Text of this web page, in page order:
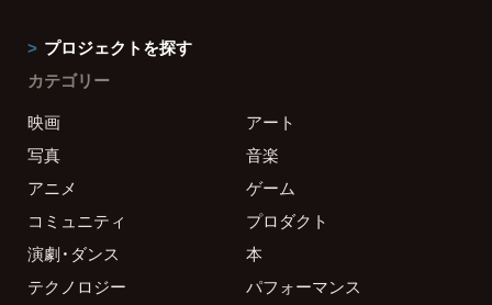
プロジェクトを探す
カテゴリー
映画
アート
写真
音楽
アニメ
ゲーム
コミュニティ
プロダクト
演劇・ダンス
本
テクノロジー
パフォーマンス